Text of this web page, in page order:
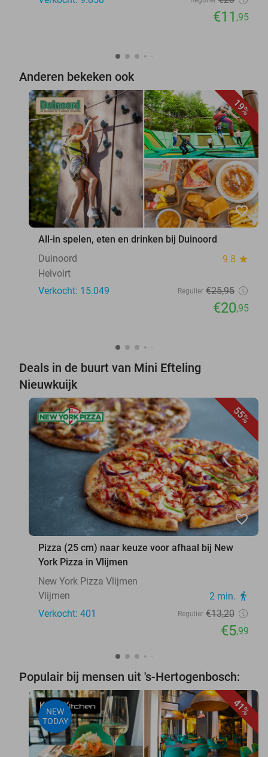
€11 ,95
Anderen bekeken ook
19%
favorite_border
All-in spelen, eten en drinken bij Duinoord
Duinoord
9.8 star
Helvoirt
Verkocht: 15.049
Regulier €25,95
€20,95
Deals in de buurt van Mini Efteling
Nieuwkuijk
55%
favorite_border
Pizza (25 cm) naar keuze voor afhaal bij New
York Pizza in Vlijmen
New York Pizza Vlijmen
Vlijmen
2 min. directions_walk
Verkocht: 401 Regulier €13,20
€5,99
Populair bij mensen uit 's-Hertogenbosch:
41%
NEW
TODAY